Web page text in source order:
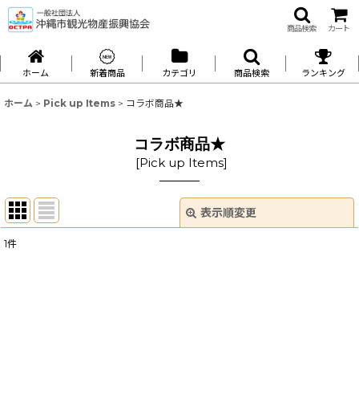
商品検索 カート
ホーム 新着商品 カテゴリ 商品検索 ランキング
ホーム > Pick up Items > コラボ商品★
コラボ商品★
[Pick up Items]
表示順変更
1件